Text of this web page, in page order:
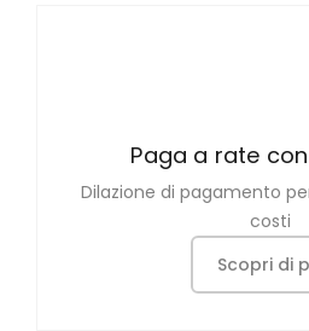
Paga a rate
Dilazione di pagamento
costi
Scopri di